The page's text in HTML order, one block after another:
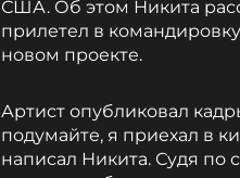
США. Об этом Никита
прилетел в
новом проекте.
Артист опубликовал
подумайте, я приехал в
написал Никита. Судя по